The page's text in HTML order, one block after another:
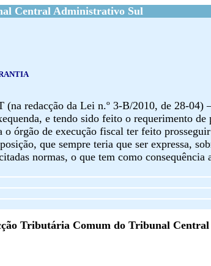
Central Administrativo Sul
(na redacção da Lei n.º 3-B/2010, de 28-04)
e tendo sido feito o requerimento de
órgão de execução fiscal ter feito
que sempre teria que ser expressa,
normas, o que tem como consequência
Tributária Comum do Tribunal